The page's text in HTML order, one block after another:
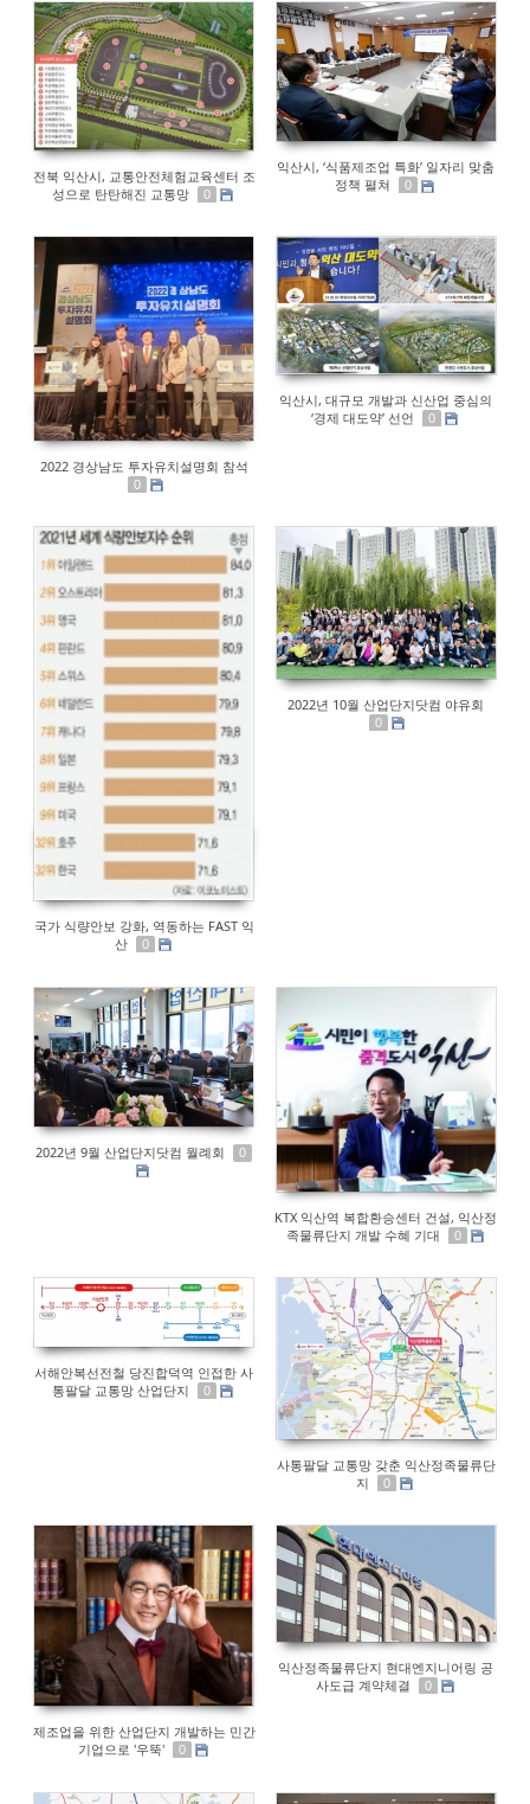
전북 익산시, 교통안전체험교육센터 조
성으로 탄탄해진 교통망
0
익산시, ‘식품제조업 특화’ 일자리 맞춤
정책 펼쳐
0
2022 경상남도 투자유치설명회 참석
0
익산시, 대규모 개발과 신산업 중심의
‘경제 대도약’ 선언
0
국가 식량안보 강화, 역동하는 FAST 익
산
0
2022년 10월 산업단지닷컴 야유회
0
2022년 9월 산업단지닷컴 월례회 0
KTX 익산역 복합환승센터 건설, 익산정
족물류단지 개발 수혜 기대
0
서해안복선전철 당진합덕역 인접한 사
통팔달 교통망 산업단지
0
사통팔달 교통망 갖춘 익산정족물류단
지
0
제조업을 위한 산업단지 개발하는 민간
기업으로 '우뚝'
0
익산정족물류단지 현대엔지니어링 공
사도급 계약체결
0